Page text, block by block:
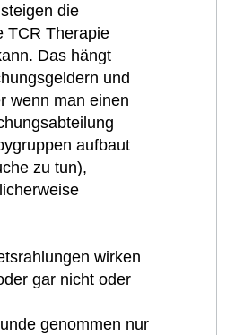
die
TCR Therapie
Das hängt
und
wenn man einen
aufbaut
zu tun),
wirken
gar nicht oder
genommen nur